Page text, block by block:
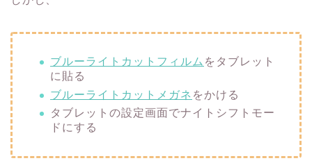
ブルーライトカットフィルム をタブレット
に貼る
ブルーライトカットメガネ をかける
タブレットの設定画面でナイトシフトモー
ドにする